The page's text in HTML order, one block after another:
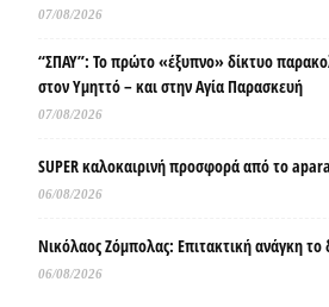
07/08/2026
“ΣΠΑΥ”: Το πρώτο «έξυπνο» δίκτυο
στον Υμηττό – και στην Αγία Παρασκευή
07/08/2026
SUPER καλοκαιρινή προσφορά από το
06/08/2026
Νικόλαος Ζόμπολας: Επιτακτική ανάγκη
06/08/2026